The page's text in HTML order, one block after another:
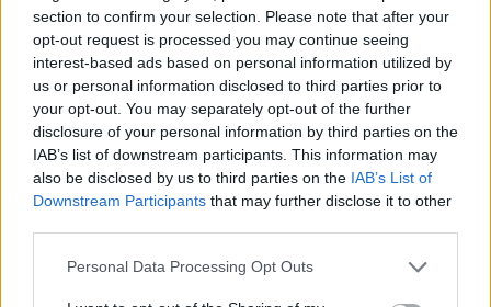
section to confirm your selection. Please note that after your
opt-out request is processed you may continue seeing
interest-based ads based on personal information utilized by
us or personal information disclosed to third parties prior to
your opt-out. You may separately opt-out of the further
disclosure of your personal information by third parties on the
IAB’s list of downstream participants. This information may
also be disclosed by us to third parties on the IAB’s List of
Downstream Participants that may further disclose it to other
Personal Data Processing Opt Outs
ribas“, – spėjo jis.
G.Surplys kalbėjo, kad valdančioji koalicija
per daug simplifikuoja skirtis tarp dešinės ir
kairės – anot jo, realybė tiek Lietuvoje, tiek
Europoje dėl ideologinio pasiskirstymo yra